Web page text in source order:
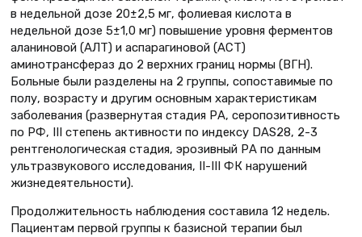
в недельной дозе 20±2,5 мг, фолиевая кислота в
недельной дозе 5±1,0 мг) повышение уровня ферментов
аланиновой (АЛТ) и аспарагиновой (АСТ)
аминотрансфераз до 2 верхних границ нормы (ВГН).
Больные были разделены на 2 группы, сопоставимые по
полу, возрасту и другим основным характеристикам
заболевания (развернутая стадия РА, серопозитивность
по РФ, III степень активности по индексу DAS28, 2-3
рентгенологическая стадия, эрозивный РА по данным
ультразвукового исследования, II-III ФК нарушений
жизнедеятельности).
Продолжительность наблюдения составила 12 недель.
Пациентам первой группы к базисной терапии был